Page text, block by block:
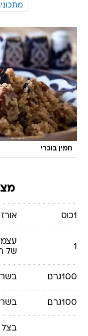
חמין בוכרי
1כוס אורז
1
של
100גרם בשר
100גרם בשר
בצל